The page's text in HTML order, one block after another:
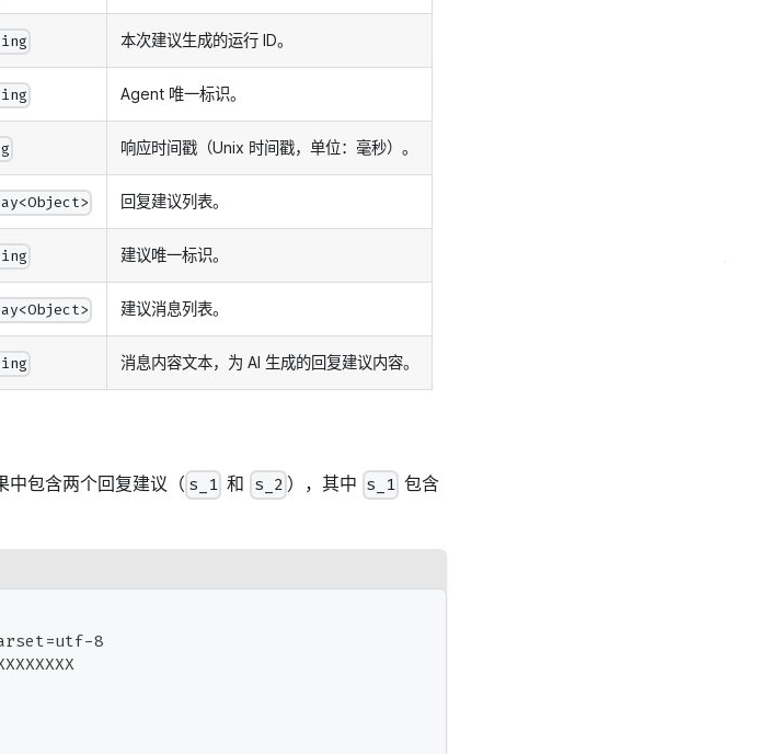
本次建议生成的运行 ID。
Agent 唯一标识。
响应时间戳（Unix 时间戳，单位：毫秒）。
回复建议列表。
建议唯一标识。
建议消息列表。
消息内容文本，为 AI 生成的回复建议内容。
中包含两个回复建议（ s_1 和 s_2 ），其中 s_1 包含
8